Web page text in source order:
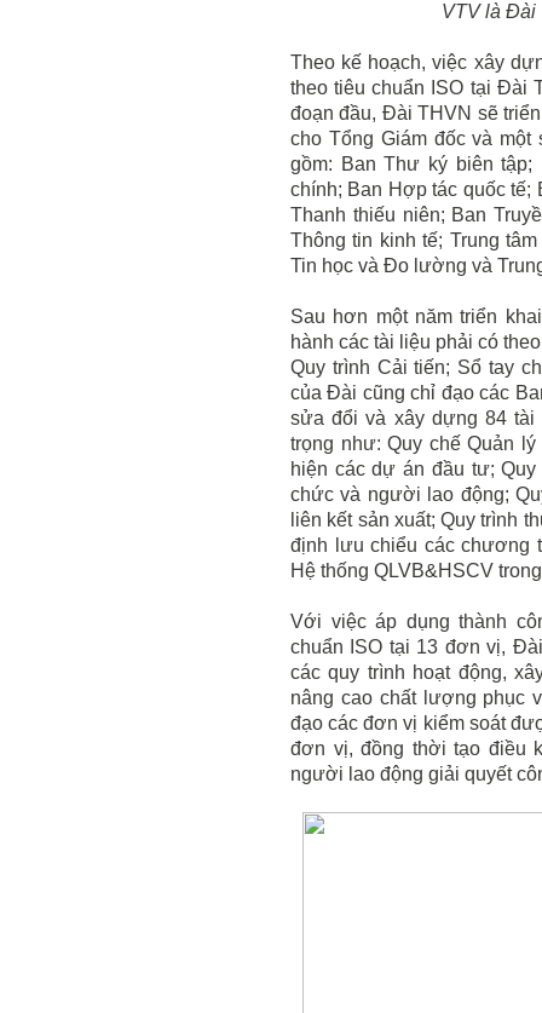
VTV là Đài
Theo kế hoạch, việc xây
theo tiêu chuẩn ISO tại Đài
đoạn đầu, Đài THVN sẽ
cho Tổng Giám đốc và
gồm: Ban Thư ký biên
chính; Ban Hợp tác quốc tế;
Thanh thiếu niên; Ban
Thông tin kinh tế; Trung
Tin học và Đo lường và
Sau hơn một năm triển
hành các tài liệu phải có
Quy trình Cải tiến; Sổ tay
của Đài cũng chỉ đạo các
sửa đổi và xây dựng 84
trọng như: Quy chế Quản
hiện các dự án đầu tư;
chức và người lao động;
liên kết sản xuất; Quy trình
định lưu chiểu các chương
Hệ thống QLVB&HSCV
Với việc áp dụng thành
chuẩn ISO tại 13 đơn vị,
các quy trình hoạt động,
nâng cao chất lượng phục
đạo các đơn vị kiểm soát
đơn vị, đồng thời tạo điều
người lao động giải quyết